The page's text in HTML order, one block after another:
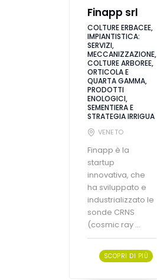
Finapp srl
COLTURE ERBACEE,
IMPIANTISTICA:
SERVIZI,
MECCANIZZAZIONE,
COLTURE ARBOREE,
ORTICOLA E
QUARTA GAMMA,
PRODOTTI
ENOLOGICI,
SEMENTIERA E
STRATEGIA IRRIGUA
VENETO
Finapp è la
startup
innovativa, che
ha sviluppato e
industrializzato le
sonde CRNS
(cosmic ray ...
SCOPRI DI PIÙ